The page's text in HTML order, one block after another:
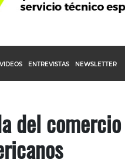
VIDEOS ENTREVISTAS NEWSLETTER
del comercio